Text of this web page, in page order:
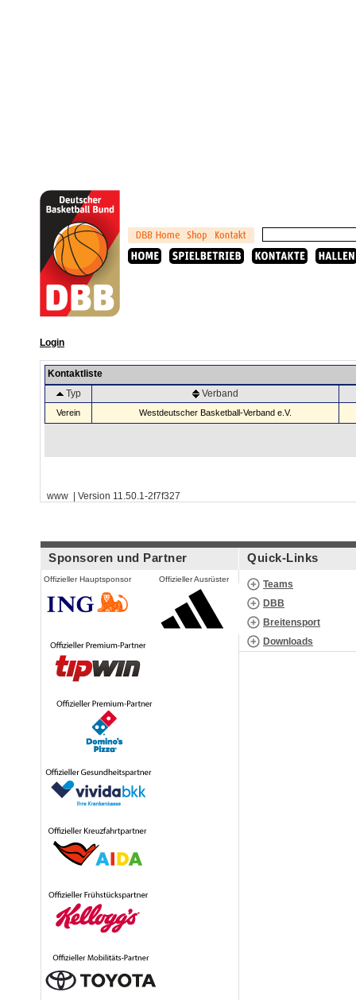
Login
Kontaktliste
Typ
Verband
Verein Westdeutscher Basketball-Verband e.V.
www | Version 11.50.1-2f7f327
Sponsoren und Partner
Offizieller Hauptsponsor Offizieller Ausrüster
Quick-Links
Teams
DBB
Breitensport
Downloads